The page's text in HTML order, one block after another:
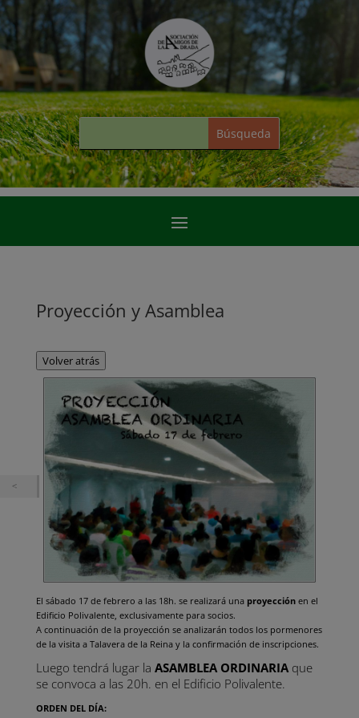
Proyección y Asamblea
Volver atrás
El sábado 17 de febrero a las 18h. se realizará una proyecciónen el
Edificio Polivalente, exclusivamente para socios.
A continuación de la proyección se analizarán todos los pormenores
de la visita a Talavera de la Reina y la confirmación de inscripciones.
Luego tendrá lugar la ASAMBLEA ORDINARIAque
se convoca a las 20h. en el Edificio Polivalente.
ORDEN DEL DÍA: